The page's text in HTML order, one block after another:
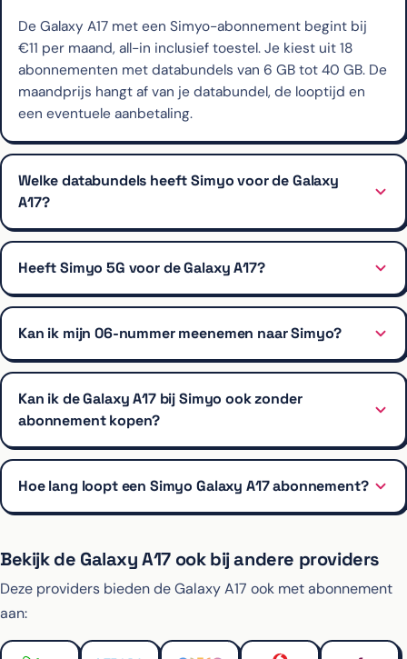
De Galaxy A17 met een Simyo-abonnement begint bij
€11 per maand, all-in inclusief toestel. Je kiest uit 18
abonnementen met databundels van 6 GB tot 40 GB. De
maandprijs hangt af van je databundel, de looptijd en
een eventuele aanbetaling.
Welke databundels heeft Simyo voor de Galaxy
A17?
Heeft Simyo 5G voor de Galaxy A17?
Kan ik mijn 06-nummer meenemen naar Simyo?
Kan ik de Galaxy A17 bij Simyo ook zonder
abonnement kopen?
Hoe lang loopt een Simyo Galaxy A17 abonnement?
Bekijk de Galaxy A17 ook bij andere providers
Deze providers bieden de Galaxy A17 ook met abonnement
aan: